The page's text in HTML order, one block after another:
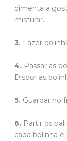
pimenta a
misturar.
3. Fazer
4. Passar as
Dispor as
5. Guardar no
6. Partir os
cada bolinha e